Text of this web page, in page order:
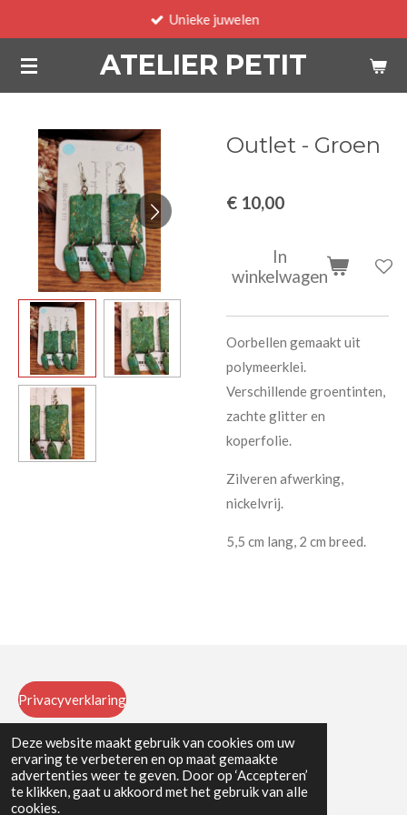
Deze website maakt gebruik van cookies om uw
ervaring te verbeteren en op maat gemaakte
advertenties weer te geven. Door op ‘Accepteren’
te klikken, gaat u akkoord met het gebruik van alle
cookies.
naar
de
ATELIER PETIT
Unieke juwelen
Outlet - Groen
€ 10,00
In
winkelwagen
Oorbellen gemaakt uit
polymeerklei.
Verschillende groentinten,
zachte glitter en
koperfolie.
Zilveren afwerking,
nickelvrij.
5,5 cm lang, 2 cm breed.
Privacyverklaring
Algemene voorwaarden
© 2025 Atelier Petit